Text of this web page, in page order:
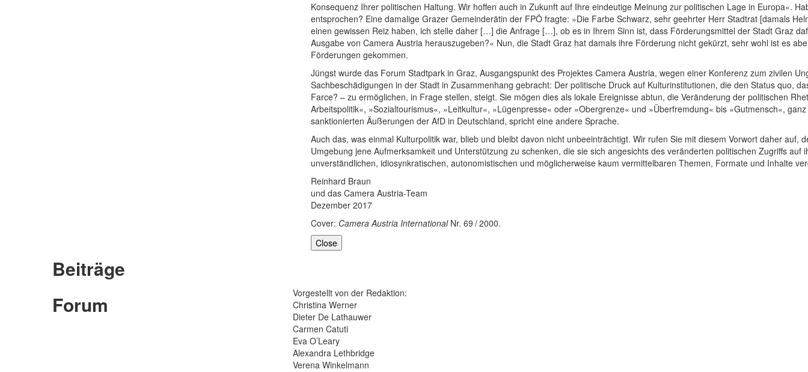
Konsequenz Ihrer politischen Haltung. Wir hoffen auch in Zukunft auf Ihre eindeutige Meinung zur politischen Lage in Europa«.
entsprochen? Eine damalige Grazer Gemeinderätin der FPÖ fragte: »Die Farbe Schwarz, sehr geehrter Herr Stadtrat [damals
einen gewissen Reiz haben, ich stelle daher […] die Anfrage […], ob es in Ihrem Sinn ist, dass Förderungsmittel der Stadt Graz
Ausgabe von Camera Austria herauszugeben?« Nun, die Stadt Graz hat damals ihre Förderung nicht gekürzt, sehr wohl ist es
Förderungen gekommen.
Jüngst wurde das Forum Stadtpark in Graz, Ausgangspunkt des Projektes Camera Austria, wegen einer Konferenz zum zivilen
Sachbeschädigungen in der Stadt in Zusammenhang gebracht: Der politische Druck auf Kulturinstitutionen, die den Status quo,
Farce? – zu ermöglichen, in Frage stellen, steigt. Sie mögen dies als lokale Ereignisse abtun, die Veränderung der politischen
Arbeitspolitik«, »Sozialtourismus«, »Leitkultur«, »Lügenpresse« oder »Obergrenze« und »Überfremdung« bis »Gutmensch«,
sanktionierten Äußerungen der AfD in Deutschland, spricht eine andere Sprache.
Auch das, was einmal Kulturpolitik war, blieb und bleibt davon nicht unbeeinträchtigt. Wir rufen Sie mit diesem Vorwort daher auf,
Umgebung jene Aufmerksamkeit und Unterstützung zu schenken, die sie sich angesichts des veränderten politischen Zugriffs
unverständlichen, idiosynkratischen, autonomistischen und möglicherweise kaum vermittelbaren Themen, Formate und Inhalte
Reinhard Braun
und das Camera Austria-Team
Dezember 2017
Cover: Camera Austria InternationalNr. 69 / 2000.
Close
Beiträge
Forum
Vorgestellt von der Redaktion:
Christina Werner
Dieter De Lathauwer
Carmen Catuti
Eva O’Leary
Alexandra Lethbridge
Verena Winkelmann